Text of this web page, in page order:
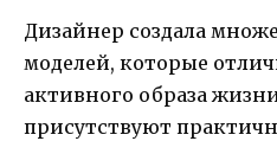
Дизайнер создала
моделей, которые
активного образа
присутствуют